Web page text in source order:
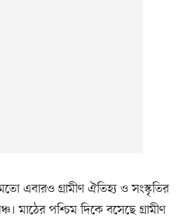
এবারও গ্রামীণ ঐতিহ্য ও সংস্কৃতির
মাঠের পশ্চিম দিকে বসেছে গ্রামীণ